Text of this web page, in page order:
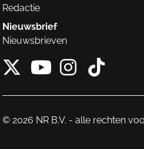
Redactie
Nieuwsbrief
Nieuwsbrieven
X van
© 2026 NR B.V. - alle rechten